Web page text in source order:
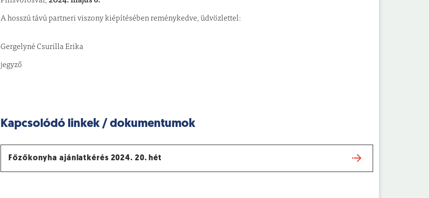
A hosszú távú partneri viszony kiépítésében reménykedve, üdvözlettel:
Gergelyné Csurilla Erika
jegyző
Kapcsolódó linkek / dokumentumok
Főzőkonyha ajánlatkérés 2024. 20. hét